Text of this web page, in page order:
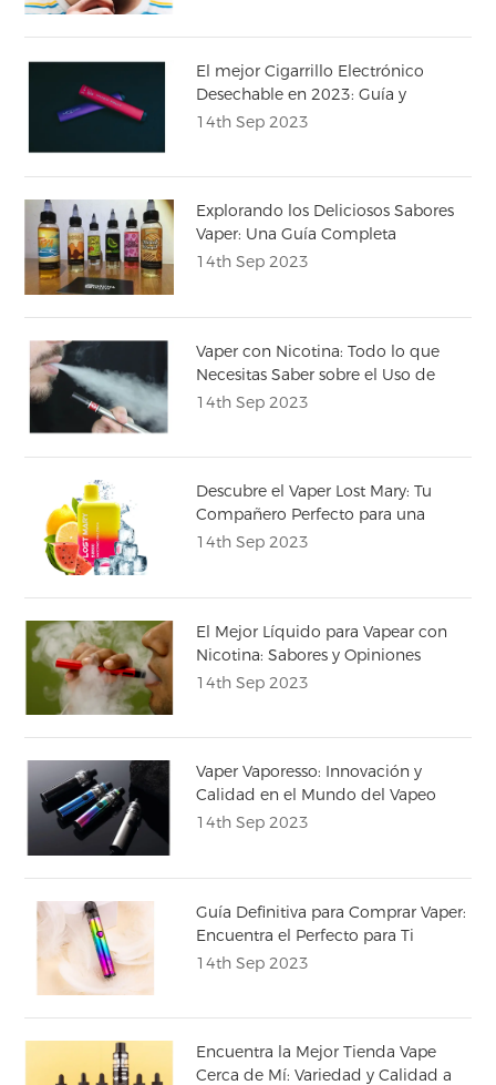
El mejor Cigarrillo Electrónico
Desechable en 2023: Guía y
Comparativa
14th Sep 2023
Explorando los Deliciosos Sabores
Vaper: Una Guía Completa
14th Sep 2023
Vaper con Nicotina: Todo lo que
Necesitas Saber sobre el Uso de
Vapers con Nicotina
14th Sep 2023
Descubre el Vaper Lost Mary: Tu
Compañero Perfecto para una
Experiencia de Vapeo
14th Sep 2023
El Mejor Líquido para Vapear con
Nicotina: Sabores y Opiniones
14th Sep 2023
Vaper Vaporesso: Innovación y
Calidad en el Mundo del Vapeo
14th Sep 2023
Guía Definitiva para Comprar Vaper:
Encuentra el Perfecto para Ti
14th Sep 2023
Encuentra la Mejor Tienda Vape
Cerca de Mí: Variedad y Calidad a